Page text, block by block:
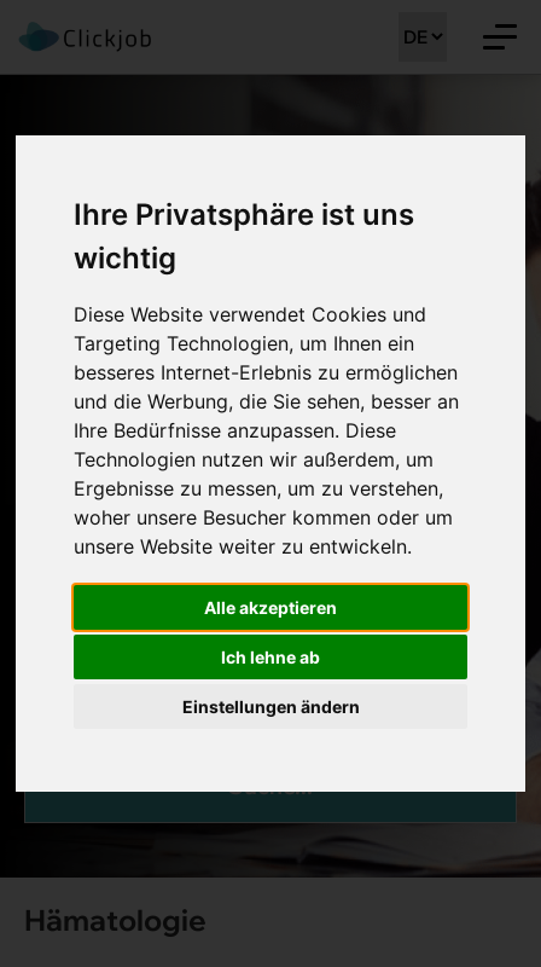
Ihre Privatsphäre ist uns
wichtig
Diese Website verwendet Cookies und
Targeting Technologien, um Ihnen ein
besseres Internet-Erlebnis zu ermöglichen
und die Werbung, die Sie sehen, besser an
Ihre Bedürfnisse anzupassen. Diese
Technologien nutzen wir außerdem, um
Ergebnisse zu messen, um zu verstehen,
woher unsere Besucher kommen oder um
unsere Website weiter zu entwickeln.
Alle akzeptieren
Ich lehne ab
Einstellungen ändern
Clickjob ist auf die erfolgreiche Rekrutierung von Fach- und
Führungskräften spezialisiert. Als Personaldienstleister sind wir
seit 2010 unseren Schwerpunkt in der Rekrutierung von
Kaderärzten. Wir arbeiten mit hohem Engagement,
Professionalität und Diskretion und verfügen über ein
langjähriges und praxiserprobtes Fachwissen.
Suche...
Hämatologie